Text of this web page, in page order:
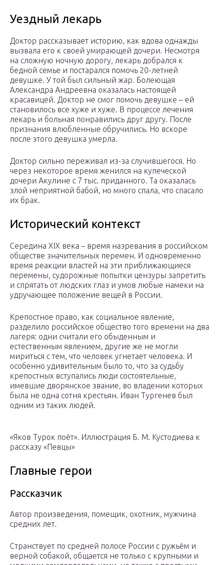
Уездный лекарь
Доктор рассказывает историю, как вдова однажды
вызвала его к своей умирающей дочери. Несмотря
на сложную ночную дорогу, лекарь добрался к
бедной семье и постарался помочь 20-летней
девушке. У той был сильный жар. Болеющая
Александра Андреевна оказалась настоящей
красавицей. Доктор не смог помочь девушке – ей
становилось все хуже и хуже. В процессе лечения
лекарь и больная понравились друг другу. После
признания влюбленные обручились. Но вскоре
после этого девушка умерла.
Доктор сильно переживал из-за случившегося. Но
через некоторое время женился на купеческой
дочери Акулине с 7 тыс. приданного. Та оказалась
злой неприятной бабой, но много спала, что спасало
их брак.
Исторический контекст
Середина XIX века – время назревания в российском
обществе значительных перемен. И одновременно
время реакции властей на эти приближающиеся
перемены, судорожные попытки цензуры запретить
и спрятать от людских глаз и умов любые намеки на
удручающее положение вещей в России.
Крепостное право, как социальное явление,
разделило российское общество того времени на два
лагеря: одни считали его обыденным и
естественным явлением, другие же не могли
мириться с тем, что человек угнетает человека. И
особенно удивительным было то, что за судьбу
крепостных вступались люди состоятельные,
имевшие дворянское звание, во владении которых
была не одна сотня крестьян. Иван Тургенев был
одним из таких людей.
«Яков Турок поёт». Иллюстрация Б. М. Кустодиева к
рассказу «Певцы»
Главные герои
Рассказчик
Автор произведения, помещик, охотник, мужчина
средних лет.
Странствует по средней полосе России с ружьём и
верной собакой, общается не только с крупными и